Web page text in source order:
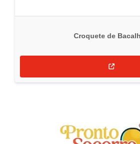
Croquete de